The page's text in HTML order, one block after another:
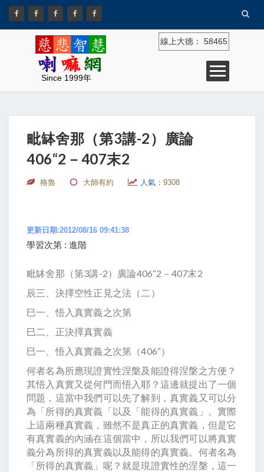
Since 1999年
線上大德： 58465
毗缽舍那（第3講-2）廣論
406“2－407末2
格魯 大師有約 人氣： 9308
更新日期:2012/08/16 09:41:38
學習次第 : 進階
毗缽舍那（第3講-2）廣論406“2－407末2
辰三、決擇空性正見之法（二）
巳一、悟入真實義之次第
巳二、正決擇真實義
巳一、悟入真實義之次第（406“）
何者名為所應現證實性涅槃及能證得涅槃之方便？
其悟入真實又從何門而悟入耶？這邊就提出了一個
問題，這當中我們可以先了解到，真實義又可以分
為「所得的真實義「以及「能得的真實義」。實際
上這兩種真實義，雖然不是真正的真實義，但是它
有真實義的內涵在這個當中，所以我們可以將真實
義分為所得的真實義以及能得的真實義。何者名為
「所得的真實義」呢？就是現證實性的涅槃，這一